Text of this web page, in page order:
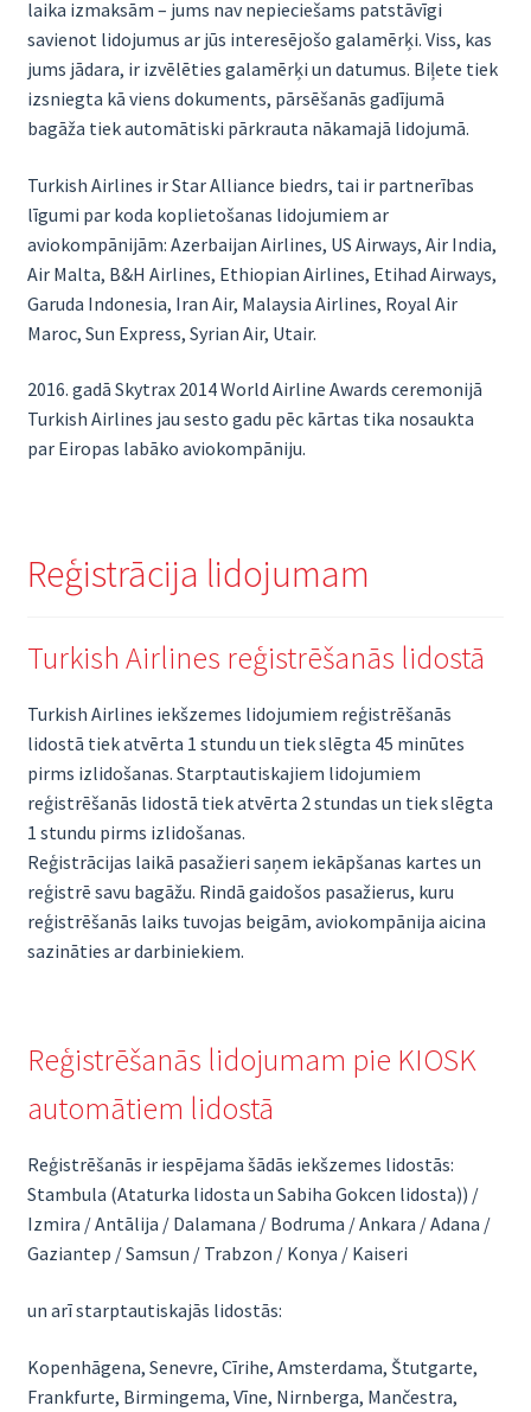
laika izmaksām – jums nav nepieciešams patstāvīgi
savienot lidojumus ar jūs interesējošo galamērķi. Viss, kas
jums jādara, ir izvēlēties galamērķi un datumus. Biļete tiek
izsniegta kā viens dokuments, pārsēšanās gadījumā
bagāža tiek automātiski pārkrauta nākamajā lidojumā.
Turkish Airlines ir Star Alliance biedrs, tai ir partnerības
līgumi par koda koplietošanas lidojumiem ar
aviokompānijām: Azerbaijan Airlines, US Airways, Air India,
Air Malta, B&H Airlines, Ethiopian Airlines, Etihad Airways,
Garuda Indonesia, Iran Air, Malaysia Airlines, Royal Air
Maroc, Sun Express, Syrian Air, Utair.
2016. gadā Skytrax 2014 World Airline Awards ceremonijā
Turkish Airlines jau sesto gadu pēc kārtas tika nosaukta
par Eiropas labāko aviokompāniju.
Reģistrācija lidojumam
Turkish Airlines reģistrēšanās lidostā
Turkish Airlines iekšzemes lidojumiem reģistrēšanās
lidostā tiek atvērta 1 stundu un tiek slēgta 45 minūtes
pirms izlidošanas. Starptautiskajiem lidojumiem
reģistrēšanās lidostā tiek atvērta 2 stundas un tiek slēgta
1 stundu pirms izlidošanas.
Reģistrācijas laikā pasažieri saņem iekāpšanas kartes un
reģistrē savu bagāžu. Rindā gaidošos pasažierus, kuru
reģistrēšanās laiks tuvojas beigām, aviokompānija aicina
sazināties ar darbiniekiem.
Reģistrēšanās lidojumam pie KIOSK
automātiem lidostā
Reģistrēšanās ir iespējama šādās iekšzemes lidostās:
Stambula (Ataturka lidosta un Sabiha Gokcen lidosta)) /
Izmira / Antālija / Dalamana / Bodruma / Ankara / Adana /
Gaziantep / Samsun / Trabzon / Konya / Kaiseri
un arī starptautiskajās lidostās:
Kopenhāgena, Senevre, Cīrihe, Amsterdama, Štutgarte,
Frankfurte, Birmingema, Vīne, Nirnberga, Mančestra,